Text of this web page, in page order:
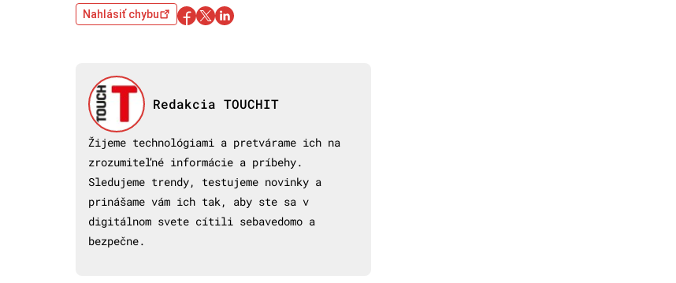
Nahlásiť chybu
Redakcia TOUCHIT
Žijeme technológiami a pretvárame ich na
zrozumiteľné informácie a príbehy.
Sledujeme trendy, testujeme novinky a
prinášame vám ich tak, aby ste sa v
digitálnom svete cítili sebavedomo a
bezpečne.